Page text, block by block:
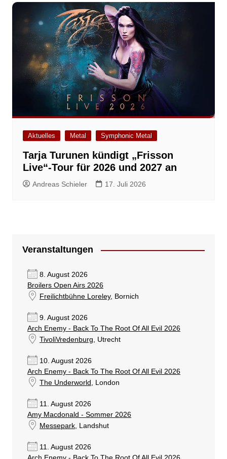
Aktuelles Metal Symphonic Metal
Tarja Turunen kündigt „Frisson
Live“-Tour für 2026 und 2027 an
Andreas Schieler 17. Juli 2026
Veranstaltungen
8. August 2026
Broilers Open Airs 2026
Freilichtbühne Loreley, Bornich
9. August 2026
Arch Enemy - Back To The Root Of All Evil 2026
TivoliVredenburg, Utrecht
10. August 2026
Arch Enemy - Back To The Root Of All Evil 2026
The Underworld , London
11. August 2026
Amy Macdonald - Sommer 2026
Messepark, Landshut
11. August 2026